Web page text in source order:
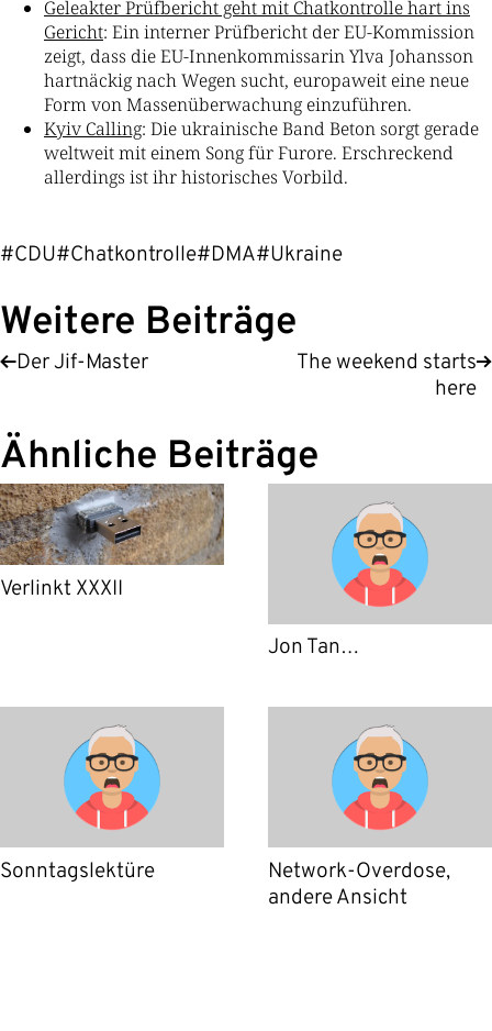
Geleakter Prüfbericht geht mit Chatkontrolle hart ins
Gericht: Ein interner Prüfbericht der EU-Kommission
zeigt, dass die EU-Innenkommissarin Ylva Johansson
hartnäckig nach Wegen sucht, europaweit eine neue
Form von Massenüberwachung einzuführen.
Kyiv Calling: Die ukrainische Band Beton sorgt gerade
weltweit mit einem Song für Furore. Erschreckend
allerdings ist ihr historisches Vorbild.
#CDU#Chatkontrolle#DMA#Ukraine
Weitere Beiträge
Der Jif-Master
The weekend starts
here
Ähnliche Beiträge
Verlinkt XXXII
Jon Tan…
Sonntagslektüre
Network-Overdose,
andere Ansicht